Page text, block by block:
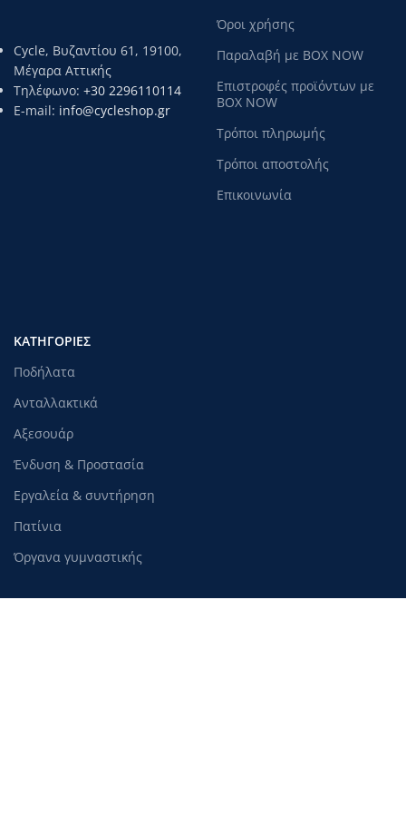
Cycle, Βυζαντίου 61, 19100,
Μέγαρα Αττικής
Τηλέφωνο: +30 2296110114
E-mail: info@cycleshop.gr
Όροι χρήσης
Παραλαβή με BOX NOW
Επιστροφές προϊόντων με
BOX NOW
Τρόποι πληρωμής
Τρόποι αποστολής
Επικοινωνία
ΚΑΤΗΓΟΡΊΕΣ
Ποδήλατα
Ανταλλακτικά
Αξεσουάρ
Ένδυση & Προστασία
Εργαλεία & συντήρηση
Πατίνια
Όργανα γυμναστικής